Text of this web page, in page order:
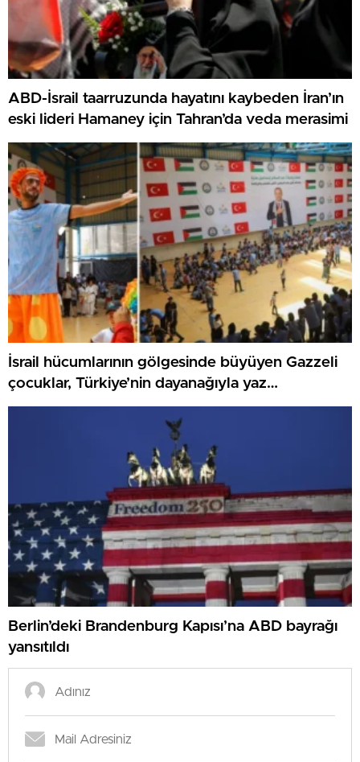
ABD-İsrail taarruzunda hayatını kaybeden İran’ın
eski lideri Hamaney için Tahran’da veda merasimi
İsrail hücumlarının gölgesinde büyüyen Gazzeli
çocuklar, Türkiye’nin dayanağıyla yaz
kamplarında umut buluyor
Berlin’deki Brandenburg Kapısı’na ABD bayrağı
yansıtıldı